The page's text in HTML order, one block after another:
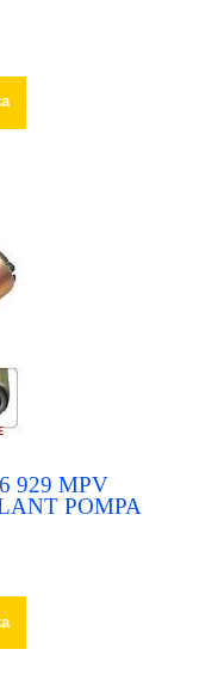
929 MPV
POMPA